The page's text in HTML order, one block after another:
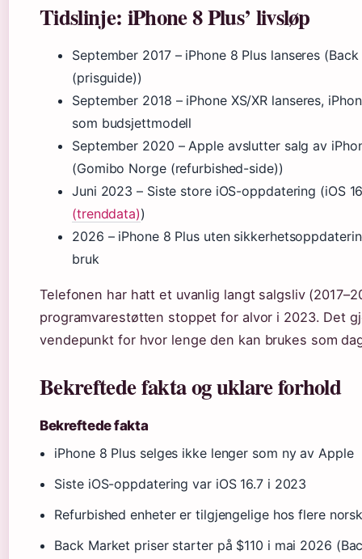
Tidslinje: iPhone 8 Plus’ livsløp
September 2017– iPhone 8 Plus lanseres
(prisguide))
September 2018 – iPhone XS/XR lanseres,
som budsjettmodell
September 2020 – Apple avslutter salg av
(Gomibo Norge (refurbished-side))
Juni 2023 – Siste store iOS-oppdatering (iOS
(trenddata))
2026 – iPhone 8 Plus uten
bruk
Telefonen har hatt et uvanlig langt salgsliv
programvarestøtten stoppet for alvor i 2023. Det
vendepunkt for hvor lenge den kan brukes som
Bekreftede fakta og uklare forhold
Bekreftede fakta
iPhone 8 Plus selges ikke lenger som ny av Apple
Siste iOS-oppdatering var iOS 16.7 i 2023
Refurbished enheter er tilgjengelige hos flere
Back Market priser starter på $110 i mai 2026